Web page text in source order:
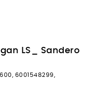
LS_ Sandero
6001548299,